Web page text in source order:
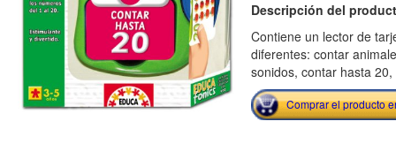
Descripción del
Contiene un lector de
diferentes: contar
sonidos, contar hasta
Comprar el producto